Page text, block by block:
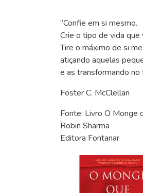
“Confie em si mesmo.
Crie o tipo de vida que
Tire o máximo de si
atiçando aquelas
e as transformando no
Foster C. McClellan
Fonte: Livro O Monge
Robin Sharma
Editora Fontanar